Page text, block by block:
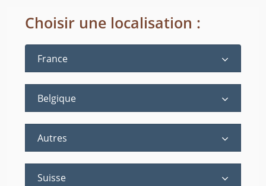
Choisir une localisation :
France
Belgique
Autres
Suisse